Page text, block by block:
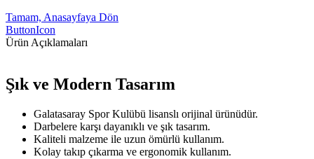
Tamam, Anasayfaya Dön
ButtonIcon
Ürün Açıklamaları
Şık ve Modern Tasarım
Galatasaray Spor Kulübü lisanslı orijinal ürünüdür.
Darbelere karşı dayanıklı ve şık tasarım.
Kaliteli malzeme ile uzun ömürlü kullanım.
Kolay takıp çıkarma ve ergonomik kullanım.